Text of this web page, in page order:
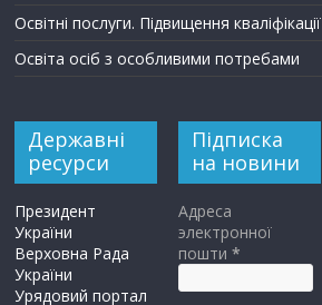
Освітні послуги. Підвищення кваліфікації
Освіта осіб з особливими потребами
Державні
ресурси
Президент
України
Верховна Рада
України
Урядовий портал
Підписка
на новини
Адреса
электронної
пошти*